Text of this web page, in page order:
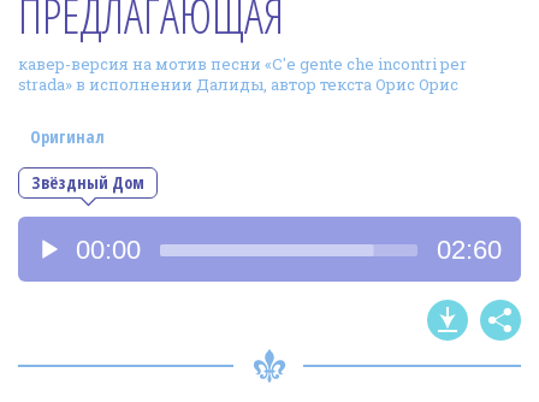
Фотогалерея
In English
Видео
Ииссиидиология
Номера песен
ПРЕДЛАГАЮЩАЯ
кавер-версия на мотив песни «C'e gente che incontri per
strada» в исполнении Далиды, автор текста Орис Орис
Звёздный Дом
Оригинал
Аудиоплеер
00:00 02:60